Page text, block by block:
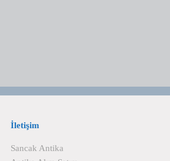
İletişim
Sancak Antika